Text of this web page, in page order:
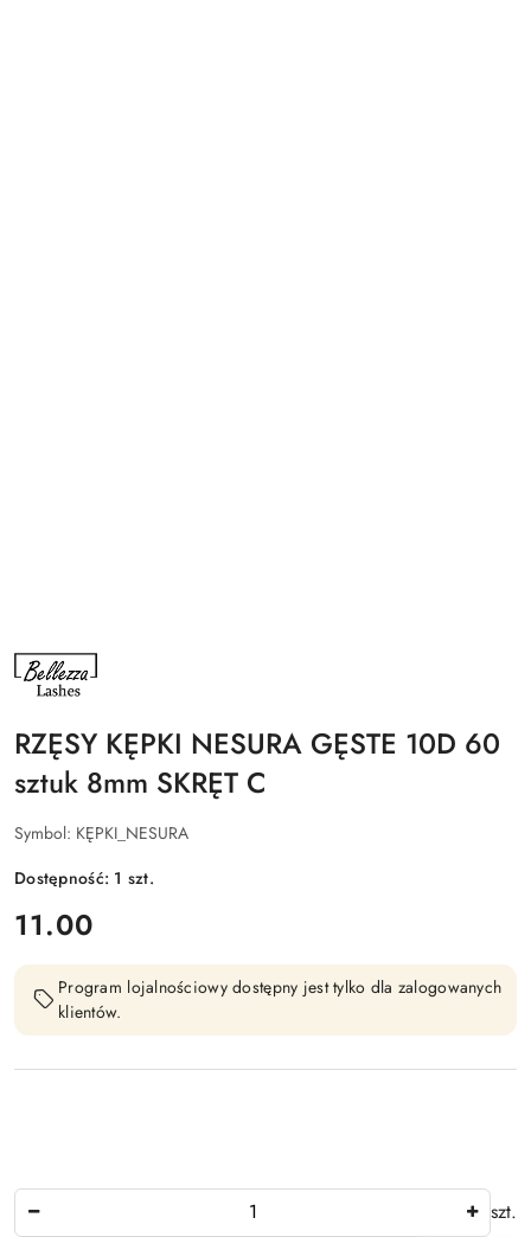
NAZWA
PRODUCENTA:
BELLEZZA
RZĘSY KĘPKI NESURA GĘSTE 10D 60
sztuk 8mm SKRĘT C
Symbol: KĘPKI_NESURA
Dostępność: 1 szt.
cena:
11.00
Program lojalnościowy dostępny jest tylko dla zalogowanych
klientów.
szt.